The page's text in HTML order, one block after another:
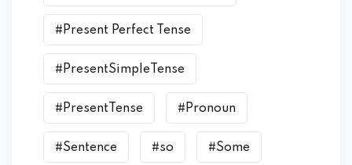
#Present Perfect Tense
#PresentSimpleTense
#PresentTense #Pronoun
#Sentence #so #Some